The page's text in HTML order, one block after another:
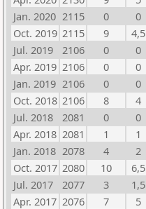
Jan. 2020 2115 0
0
Oct. 2019 2115 9
4,5
Jul. 2019
2106 0
0
Apr. 2019 2106 0
0
Jan. 2019 2106 0
0
Oct. 2018 2106 8
4
Jul. 2018
2081 0
0
Apr. 2018 2081 1
1
Jan. 2018 2078 4
2
Oct. 2017 2080 10
6,5
Jul. 2017
2077 3
1,5
Apr. 2017 2076 7
5